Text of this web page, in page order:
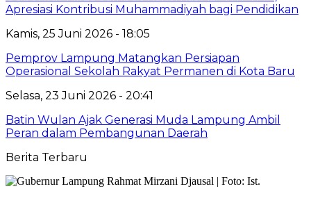
Apresiasi Kontribusi Muhammadiyah bagi Pendidikan
Kamis, 25 Juni 2026 - 18:05
Pemprov Lampung Matangkan Persiapan
Operasional Sekolah Rakyat Permanen di Kota Baru
Selasa, 23 Juni 2026 - 20:41
Batin Wulan Ajak Generasi Muda Lampung Ambil
Peran dalam Pembangunan Daerah
Berita Terbaru